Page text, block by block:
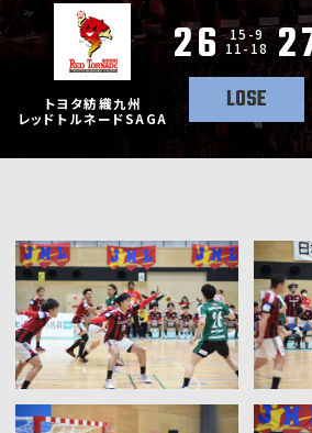
トヨタ紡織九州
レッドトルネードSAGA
26
LOSE
15-9
11-18